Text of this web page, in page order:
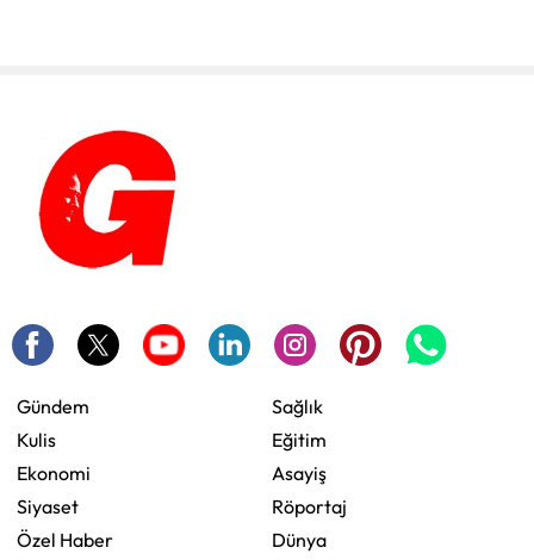
Gündem
Kulis
Ekonomi
Siyaset
Özel Haber
Sağlık
Eğitim
Asayiş
Röportaj
Dünya